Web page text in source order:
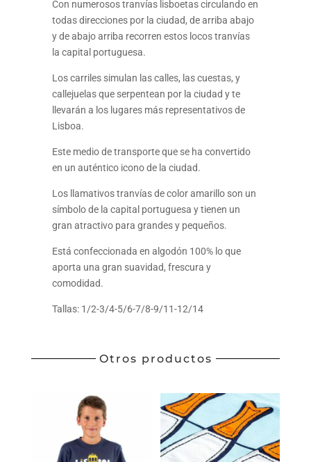
Con numerosos tranvías lisboetas circulando en
todas direcciones por la ciudad, de arriba abajo
y de abajo arriba recorren estos locos tranvías
la capital portuguesa.
Los carriles simulan las calles, las cuestas, y
callejuelas que serpentean por la ciudad y te
llevarán a los lugares más representativos de
Lisboa.
Este medio de transporte que se ha convertido
en un auténtico icono de la ciudad.
Los llamativos tranvías de color amarillo son un
símbolo de la capital portuguesa y tienen un
gran atractivo para grandes y pequeños.
Está confeccionada en algodón 100% lo que
aporta una gran suavidad, frescura y
comodidad.
Tallas: 1/2-3/4-5/6-7/8-9/11-12/14
Otros productos